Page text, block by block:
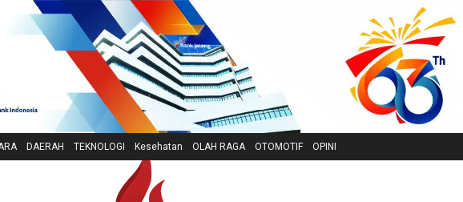
DAERAH TEKNOLOGI Kesehatan OLAH RAGA OTOMOTIF OPINI